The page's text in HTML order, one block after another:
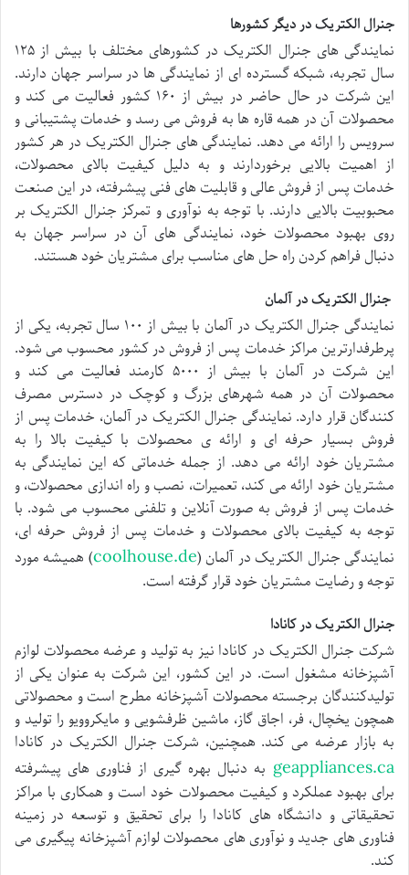
جنرال الکتریک در دیگر کشورها
نمایندگی های جنرال الکتریک در کشورهای مختلف با بیش از ۱۲۵
سال تجربه، شبکه گسترده ای از نمایندگی ها در سراسر جهان دارند.
این شرکت در حال حاضر در بیش از ۱۶۰ کشور فعالیت می کند و
محصولات آن در همه قاره ها به فروش می رسد و خدمات پشتیبانی و
سرویس را ارائه می دهد. نمایندگی های جنرال الکتریک در هر کشور
از اهمیت بالایی برخوردارند و به دلیل کیفیت بالای محصولات،
خدمات پس از فروش عالی و قابلیت های فنی پیشرفته، در این صنعت
محبوبیت بالایی دارند. با توجه به نوآوری و تمرکز جنرال الکتریک بر
روی بهبود محصولات خود، نمایندگی های آن در سراسر جهان به
دنبال فراهم کردن راه حل های مناسب برای مشتریان خود هستند.
جنرال الکتریک در آلمان
نمایندگی جنرال الکتریک در آلمان با بیش از ۱۰۰ سال تجربه، یکی از
پرطرفدارترین مراکز خدمات پس از فروش در کشور محسوب می شود.
این شرکت در آلمان با بیش از ۵۰۰۰ کارمند فعالیت می کند و
محصولات آن در همه شهرهای بزرگ و کوچک در دسترس مصرف
کنندگان قرار دارد. نمایندگی جنرال الکتریک در آلمان، خدمات پس از
فروش بسیار حرفه ای و ارائه ی محصولات با کیفیت بالا را به
مشتریان خود ارائه می دهد. از جمله خدماتی که این نمایندگی به
مشتریان خود ارائه می کند، تعمیرات، نصب و راه اندازی محصولات، و
خدمات پس از فروش به صورت آنلاین و تلفنی محسوب می شود. با
توجه به کیفیت بالای محصولات و خدمات پس از فروش حرفه ای،
نمایندگی جنرال الکتریک در آلمان (coolhouse.de) همیشه مورد
توجه و رضایت مشتریان خود قرار گرفته است.
جنرال الکتریک در کانادا
شرکت جنرال الکتریک در کانادا نیز به تولید و عرضه محصولات لوازم
آشپزخانه مشغول است. در این کشور، این شرکت به عنوان یکی از
تولیدکنندگان برجسته محصولات آشپزخانه مطرح است و محصولاتی
همچون یخچال، فر، اجاق گاز، ماشین ظرفشویی و مایکروویو را تولید و
به بازار عرضه می کند. همچنین، شرکت جنرال الکتریک در کانادا
geappliances.ca به دنبال بهره گیری از فناوری های پیشرفته
برای بهبود عملکرد و کیفیت محصولات خود است و همکاری با مراکز
تحقیقاتی و دانشگاه های کانادا را برای تحقیق و توسعه در زمینه
فناوری های جدید و نوآوری های محصولات لوازم آشپزخانه پیگیری می
کند.